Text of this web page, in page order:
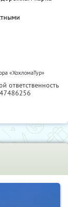
«ХохломаТур»
ответственность